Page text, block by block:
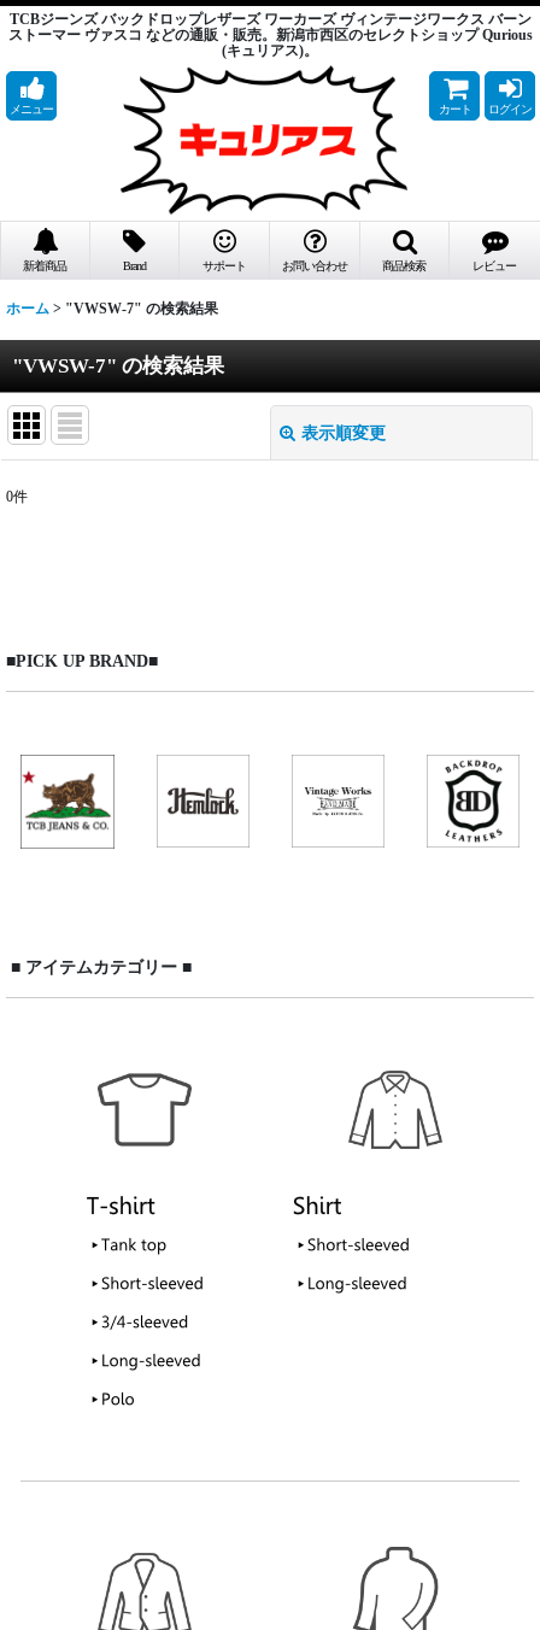
TCBジーンズ バックドロップレザーズ ワーカーズ ヴィンテージワークス バーン
ストーマー ヴァスコ などの通販・販売。新潟市西区のセレクトショップ Qurious
(キュリアス)。
メニュー カート ログイン
新着商品 Brand サポート お問い合わせ 商品検索 レビュー
ホーム > "VWSW-7" の検索結果
"VWSW-7" の検索結果
表示順変更
商品検索
0件
■PICK UP BRAND■
■ アイテムカテゴリー ■